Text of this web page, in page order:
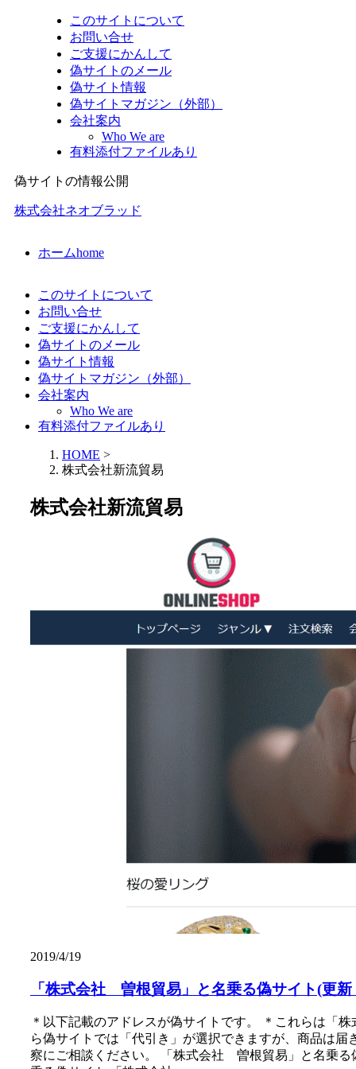
このサイトについて
お問い合せ
ご支援にかんして
偽サイトのメール
偽サイト情報
偽サイトマガジン（外部）
会社案内
Who We are
有料添付ファイルあり
偽サイトの情報公開
株式会社ネオブラッド
ホームhome
このサイトについて
お問い合せ
ご支援にかんして
偽サイトのメール
偽サイト情報
偽サイトマガジン（外部）
会社案内
Who We are
有料添付ファイルあり
HOME >
株式会社新流貿易
株式会社新流貿易
2019/4/19
「株式会社 曽根貿易」と名乗る偽サイト(更新
＊以下記載のアドレスが偽サイトです。 ＊これらは「
ら偽サイトでは「代引き」が選択できますが、商品は
察にご相談ください。 「株式会社 曽根貿易」と名乗